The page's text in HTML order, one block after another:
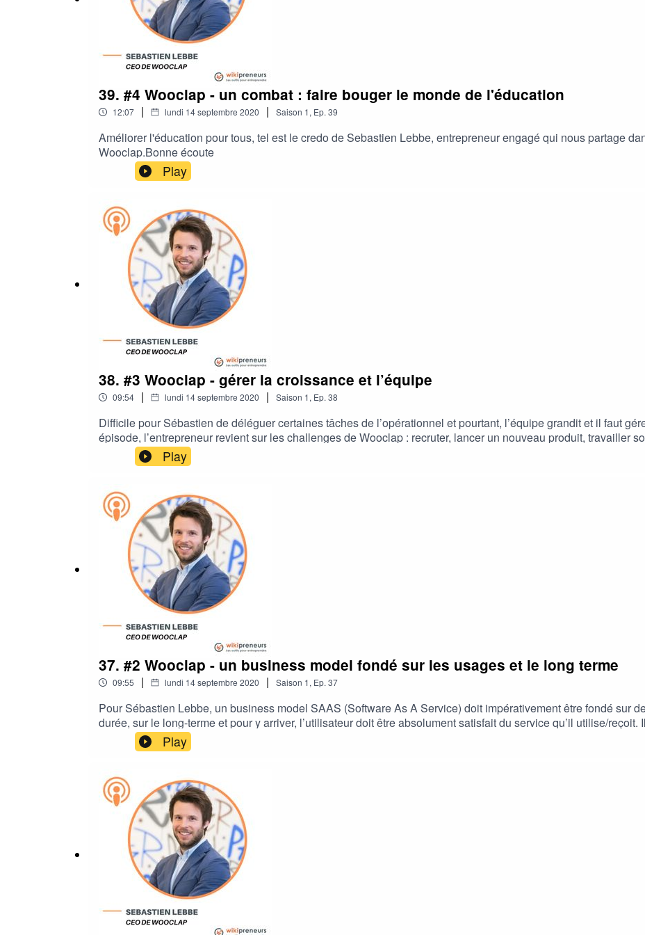
39. #4 Wooclap - un combat : faire bouger le monde de l'éducation
12:07 | lundi 14 septembre 2020 | Saison 1, Ep. 39
Améliorer l'éducation pour tous, tel est le credo de Sebastien Lebbe, entrepreneur engagé qui nous partage
Wooclap.Bonne écoute
Play
38. #3 Wooclap - gérer la croissance et l’équipe
09:54 | lundi 14 septembre 2020 | Saison 1, Ep. 38
Difficile pour Sébastien de déléguer certaines tâches de l’opérationnel et pourtant, l’équipe grandit et il faut
épisode, l’entrepreneur revient sur les challenges de Wooclap : recruter, lancer un nouveau produit, travailler
le marché. Il revient aussi sur la gestion de l’association : comment bien définir les rôles, communiquer et
Play
37. #2 Wooclap - un business model fondé sur les usages et le long terme
09:55 | lundi 14 septembre 2020 | Saison 1, Ep. 37
Pour Sébastien Lebbe, un business model SAAS (Software As A Service) doit impérativement être fondé sur
durée, sur le long-terme et pour y arriver, l’utilisateur doit être absolument satisfait du service qu’il utilise/reçoit.
qui répond réellement à un besoin.Comment y parvenir ? Comment être suffisamment à l’écoute de ses
panneau de l’argent rapide pour garder son focus ? Réponses avec SébastienBonne écoute
Play